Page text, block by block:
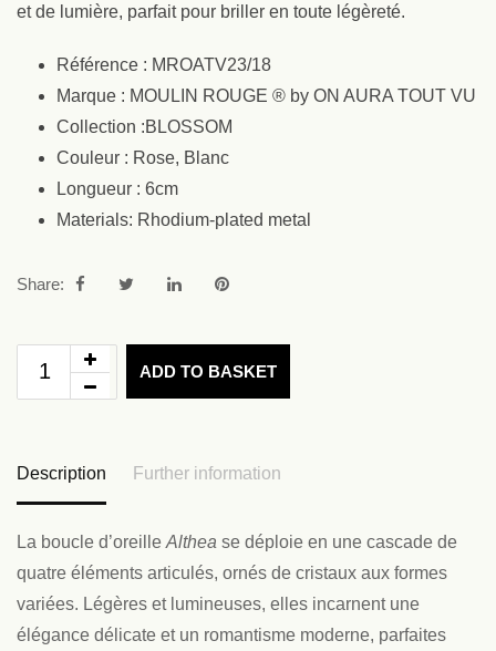
et de lumière, parfait pour briller en toute légèreté.
Référence : MROATV23/18
Marque : MOULIN ROUGE ® by ON AURA TOUT VU
Collection :BLOSSOM
Couleur : Rose, Blanc
Longueur : 6cm
Materials: Rhodium-plated metal
Share:
ADD TO BASKET
Description Further information
La boucle d’oreille Althea se déploie en une cascade de
quatre éléments articulés, ornés de cristaux aux formes
variées. Légères et lumineuses, elles incarnent une
élégance délicate et un romantisme moderne, parfaites